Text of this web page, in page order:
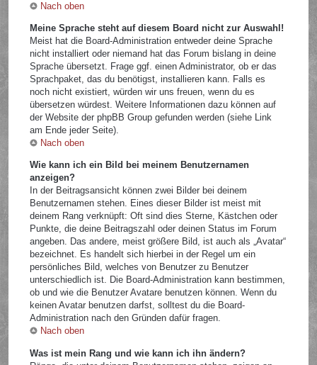
Nach oben
Meine Sprache steht auf diesem Board nicht zur Auswahl!
Meist hat die Board-Administration entweder deine Sprache
nicht installiert oder niemand hat das Forum bislang in deine
Sprache übersetzt. Frage ggf. einen Administrator, ob er das
Sprachpaket, das du benötigst, installieren kann. Falls es
noch nicht existiert, würden wir uns freuen, wenn du es
übersetzen würdest. Weitere Informationen dazu können auf
der Website der phpBB Group gefunden werden (siehe Link
am Ende jeder Seite).
Nach oben
Wie kann ich ein Bild bei meinem Benutzernamen
anzeigen?
In der Beitragsansicht können zwei Bilder bei deinem
Benutzernamen stehen. Eines dieser Bilder ist meist mit
deinem Rang verknüpft: Oft sind dies Sterne, Kästchen oder
Punkte, die deine Beitragszahl oder deinen Status im Forum
angeben. Das andere, meist größere Bild, ist auch als „Avatar“
bezeichnet. Es handelt sich hierbei in der Regel um ein
persönliches Bild, welches von Benutzer zu Benutzer
unterschiedlich ist. Die Board-Administration kann bestimmen,
ob und wie die Benutzer Avatare benutzen können. Wenn du
keinen Avatar benutzen darfst, solltest du die Board-
Administration nach den Gründen dafür fragen.
Nach oben
Was ist mein Rang und wie kann ich ihn ändern?